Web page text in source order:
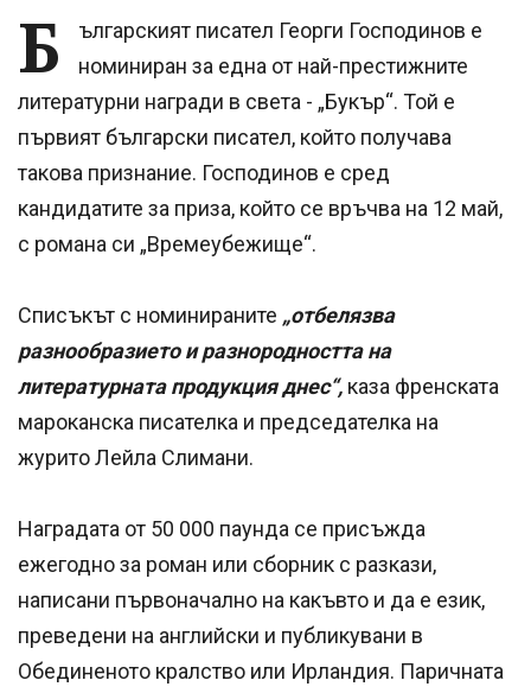
Б
ългарският писател Георги Господинов е
номиниран за една от най-престижните
литературни награди в света - „Букър“. Той е
първият български писател, който получава
такова признание. Господинов е сред
кандидатите за приза, който се връчва на 12 май,
с романа си „Времеубежище“.
Списъкът с номинираните „отбелязва
разнообразието и разнородността на
литературната продукция днес“, каза френската
мароканска писателка и председателка на
журито Лейла Слимани.
Наградата от 50 000 паунда се присъжда
ежегодно за роман или сборник с разкази,
написани първоначално на какъвто и да е език,
преведени на английски и публикувани в
Обединеното кралство или Ирландия. Паричната